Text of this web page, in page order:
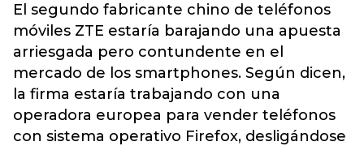
El segundo fabricante chino de teléfonos
móviles ZTE estaría barajando una apuesta
arriesgada pero contundente en el
mercado de los smartphones. Según dicen,
la firma estaría trabajando con una
operadora europea para vender teléfonos
con sistema operativo Firefox, desligándose